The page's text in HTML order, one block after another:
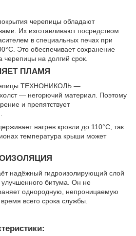
черепицы обладают
Их изготавливают посредством
в специальных печах при
Это обеспечивает сохранение
черепицы на долгий срок.
ПЛАМЯ
ТЕХНОНИКОЛЬ —
— негорючий материал. Поэтому
и препятствует
нагрев кровли до 110°C, так
температура крыши может
надёжный гидроизолирующий слой
улучшенного битума. Он не
однородную, непроницаемую
время всего срока службы.